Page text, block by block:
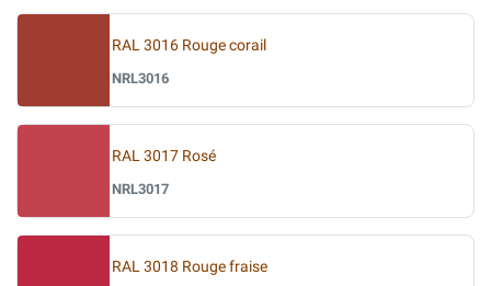
RAL 3016 Rouge corail
NRL3016
RAL 3017 Rosé
NRL3017
RAL 3018 Rouge fraise